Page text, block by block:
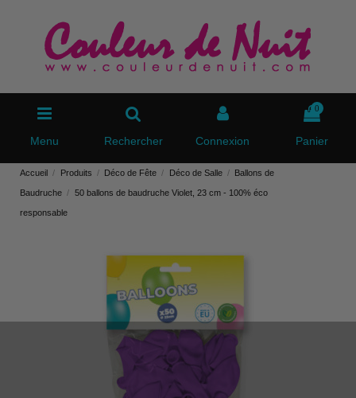
Menu Rechercher Connexion
0
Panier
Accueil Produits Déco de Fête Déco de Salle Ballons de
Baudruche 50 ballons de baudruche Violet, 23 cm - 100% éco
responsable